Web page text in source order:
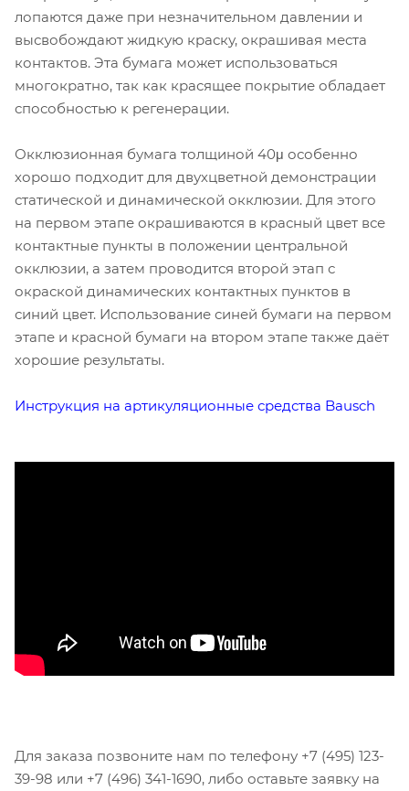
лопаются даже при незначительном давлении и
высвобождают жидкую краску, окрашивая места
контактов. Эта бумага может использоваться
многократно, так как красящее покрытие обладает
способностью к регенерации.
Окклюзионная бумага толщиной 40μ особенно
хорошо подходит для двухцветной демонстрации
статической и динамической окклюзии. Для этого
на первом этапе окрашиваются в красный цвет все
контактные пункты в положении центральной
окклюзии, а затем проводится второй этап с
окраской динамических контактных пунктов в
синий цвет. Использование синей бумаги на первом
этапе и красной бумаги на втором этапе также даёт
хорошие результаты.
Инструкция на артикуляционные средства Bausch
Для заказа позвоните нам по телефону +7 (495) 123-
39-98 или +7 (496) 341-1690, либо оставьте заявку на